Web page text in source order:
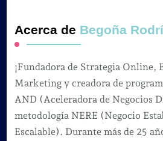
Acerca de Begoña
¡Fundadora de Strategia Online,
Marketing y creadora de
AND (Aceleradora de Negocios
metodología NERE (Negocio
Escalable). Durante más de 25